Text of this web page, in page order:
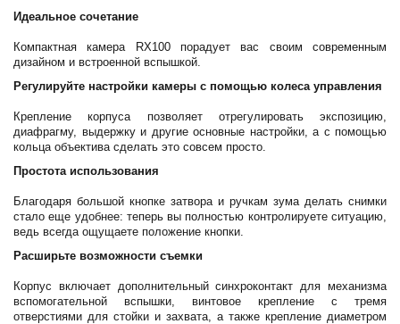
Идеальное сочетание
Компактная камера RX100 порадует вас своим современным
дизайном и встроенной вспышкой.
Регулируйте настройки камеры с помощью колеса управления
Крепление корпуса позволяет отрегулировать экспозицию,
диафрагму, выдержку и другие основные настройки, а с помощью
кольца объектива сделать это совсем просто.
Простота использования
Благодаря большой кнопке затвора и ручкам зума делать снимки
стало еще удобнее: теперь вы полностью контролируете ситуацию,
ведь всегда ощущаете положение кнопки.
Расширьте возможности съемки
Корпус включает дополнительный синхроконтакт для механизма
вспомогательной вспышки, винтовое крепление с тремя
отверстиями для стойки и захвата, а также крепление диаметром